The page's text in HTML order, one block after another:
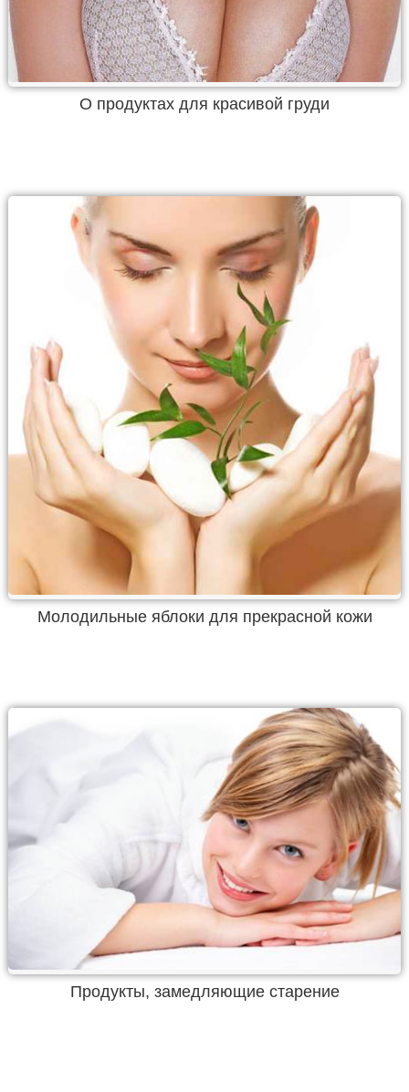
О продуктах для красивой груди
Молодильные яблоки для прекрасной кожи
Продукты, замедляющие старение